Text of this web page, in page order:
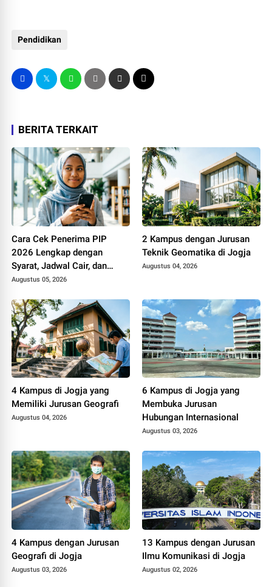
Pendidikan
BERITA TERKAIT
Cara Cek Penerima PIP
2026 Lengkap dengan
Syarat, Jadwal Cair, dan
Besaran Dana
Augustus 05, 2026
2 Kampus dengan Jurusan
Teknik Geomatika di Jogja
Augustus 04, 2026
4 Kampus di Jogja yang
Memiliki Jurusan Geografi
Augustus 04, 2026
6 Kampus di Jogja yang
Membuka Jurusan
Hubungan Internasional
Augustus 03, 2026
4 Kampus dengan Jurusan
Geografi di Jogja
Augustus 03, 2026
13 Kampus dengan Jurusan
Ilmu Komunikasi di Jogja
Augustus 02, 2026